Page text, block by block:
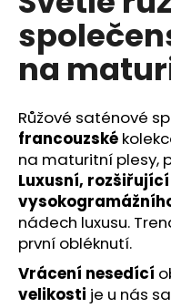
na
Růžové saténové
francouzské
na maturitní plesy,
Luxusní, rozšiřující
nádech luxusu.
první obléknutí.
Vrácení nesedící
velikosti je u nás
u
j
e
m
RŮŽOVÉ
KVĚTOVANÉ
SPOLEČENSKÉ
ŠATY
EULALIE
NA
SVATBU
PRO
DRUŽIČKY,
SVATEBNÍ